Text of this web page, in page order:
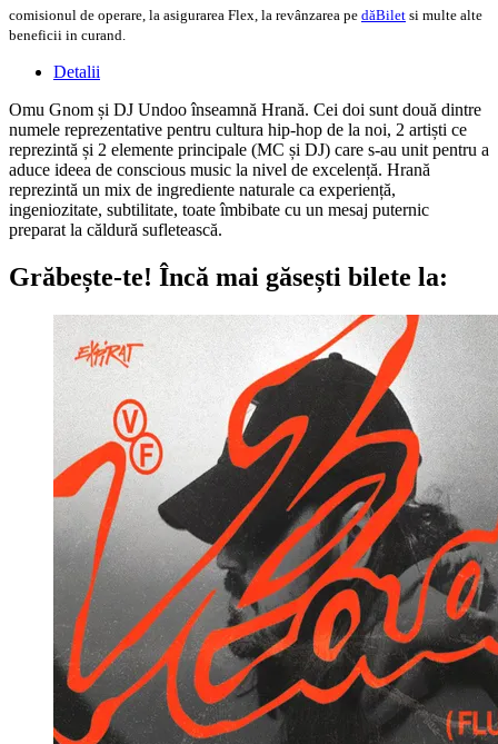
comisionul de operare, la asigurarea Flex, la revânzarea pe dăBilet si multe alte
beneficii in curand.
Detalii
Omu Gnom și DJ Undoo înseamnă Hrană. Cei doi sunt două dintre
numele reprezentative pentru cultura hip-hop de la noi, 2 artiști ce
reprezintă și 2 elemente principale (MC și DJ) care s-au unit pentru a
aduce ideea de conscious music la nivel de excelență. Hrană
reprezintă un mix de ingrediente naturale ca experiență,
ingeniozitate, subtilitate, toate îmbibate cu un mesaj puternic
preparat la căldură sufletească.
Grăbește-te! Încă mai găsești bilete la: